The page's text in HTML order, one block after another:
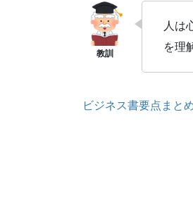
人は
を理
ビジネス書要点まと